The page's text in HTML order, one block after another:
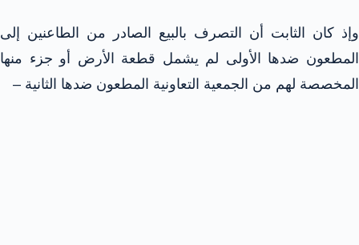
وإذ كان الثابت أن التصرف بالبيع الصادر من الطاعنين إلى
المطعون ضدها الأولى لم يشمل قطعة الأرض أو جزء منها
المخصصة لهم من الجمعية التعاونية المطعون ضدها الثانية –